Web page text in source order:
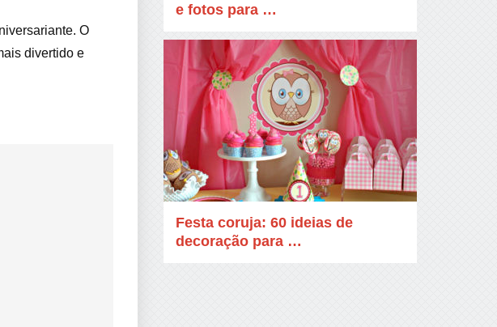
O
divertido e
e fotos para …
Festa coruja: 60 ideias de
decoração para …